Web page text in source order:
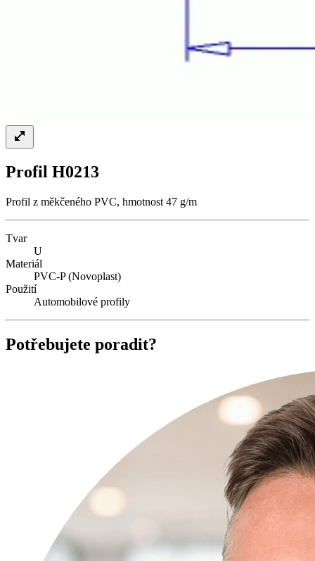
Profil H0213
Profil z měkčeného PVC, hmotnost 47 g/m
Tvar
U
Materiál
PVC-P (Novoplast)
Použití
Automobilové profily
Potřebujete poradit?